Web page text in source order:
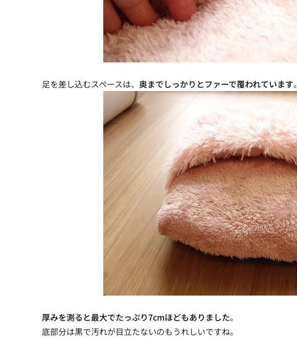
足を差し込むスペースは、 奥までしっかりとファーで覆われています。
厚みを測ると最大でたっぷり7cmほどもありました。
底部分は黒で汚れが目立たないのもうれしいですね。